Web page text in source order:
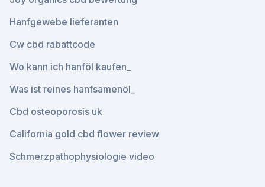
Hanfgewebe lieferanten
Cw cbd rabattcode
Wo kann ich hanföl kaufen_
Was ist reines hanfsamenöl_
Cbd osteoporosis uk
California gold cbd flower review
Schmerzpathophysiologie video